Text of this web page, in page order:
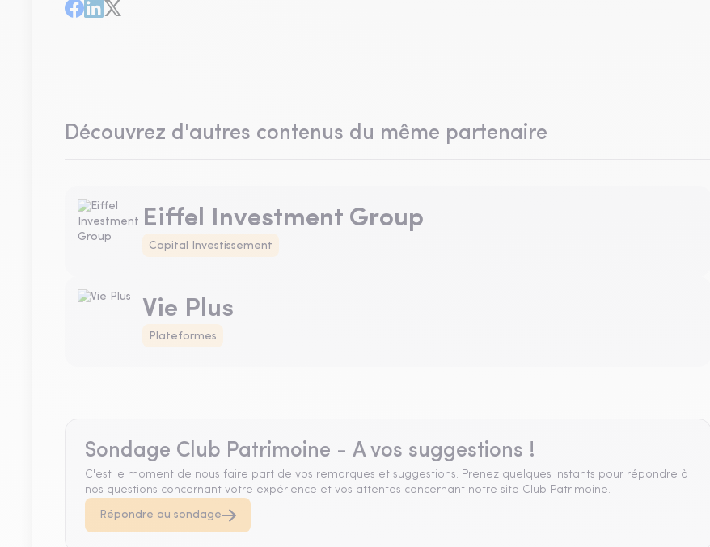
Découvrez d'autres contenus du même partenaire
Eiffel Investment Group
Capital Investissement
Vie Plus
Plateformes
Sondage Club Patrimoine - A vos suggestions !
C'est le moment de nous faire part de vos remarques et suggestions. Prenez quelques instants pour répondre à
nos questions concernant votre expérience et vos attentes concernant notre site Club Patrimoine.
Répondre au sondage